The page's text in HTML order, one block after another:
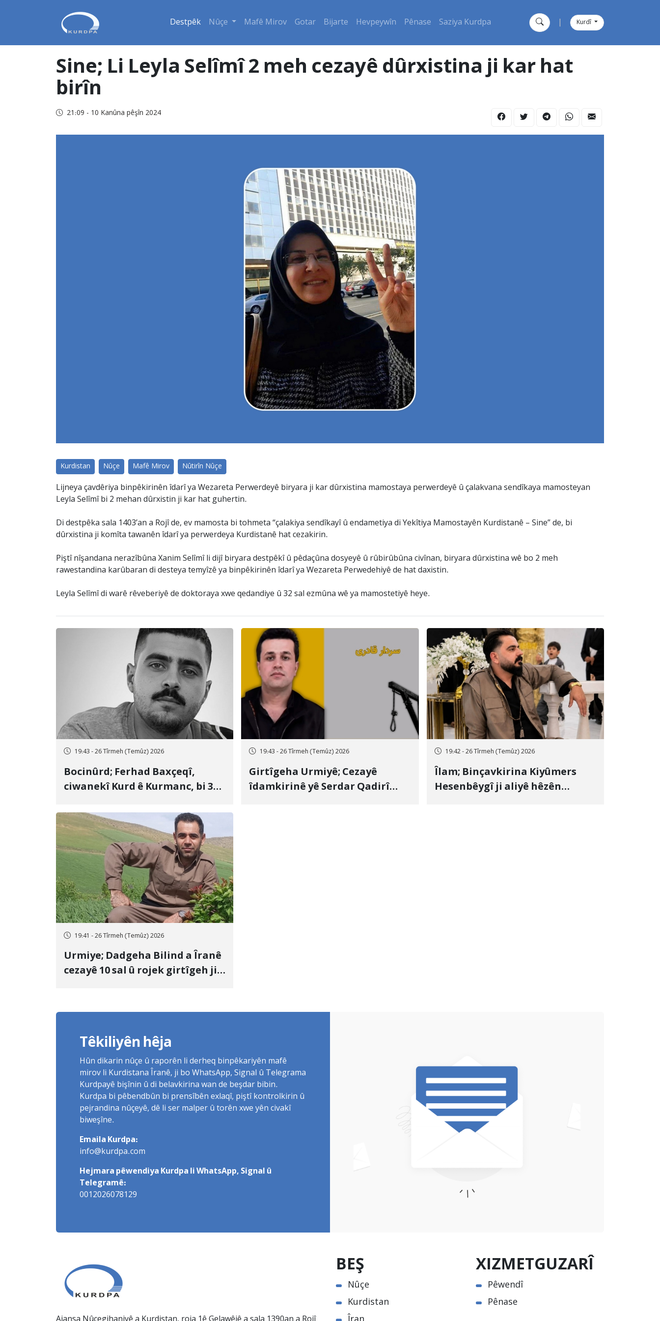
Destpêk Nûçe Mafê Mirov Gotar Bijarte Hevpeywîn Pênase Saziya Kurdpa Kurdî
Sine; Li Leyla Selîmî 2 meh cezayê dûrxistina ji kar hat
birîn
21:09 - 10 Kanûna pêşîn 2024
Kurdistan Nûçe Mafê Mirov Nûtirîn Nûçe
Lijneya çavdêriya binpêkirinên îdarî ya Wezareta Perwerdeyê biryara ji kar dûrxistina mamostaya perwerdeyê û çalakvana sendîkaya mamosteyan
Leyla Selîmî bi 2 mehan dûrxistin ji kar hat guhertin.
Di destpêka sala 1403’an a Rojî de, ev mamosta bi tohmeta “çalakiya sendîkayî û endametiya di Yekîtiya Mamostayên Kurdistanê – Sine” de, bi
dûrxistina ji komîta tawanên îdarî ya perwerdeya Kurdistanê hat cezakirin.
Piştî nîşandana nerazîbûna Xanim Selîmî li dijî biryara destpêkî û pêdaçûna dosyeyê û rûbirûbûna civînan, biryara dûrxistina wê bo 2 meh
rawestandina karûbaran di desteya temyîzê ya binpêkirinên îdarî ya Wezareta Perwedehiyê de hat daxistin.
Leyla Selîmî di warê rêveberiyê de doktoraya xwe qedandiye û 32 sal ezmûna wê ya mamostetiyê heye.
19:43 - 26 Tîrmeh (Temûz) 2026
Bocinûrd; Ferhad Baxçeqî,
ciwanekî Kurd ê Kurmanc, bi 3
cezakirin
19:43 - 26 Tîrmeh (Temûz) 2026
Girtîgeha Urmiyê; Cezayê
îdamkirinê yê Serdar Qadirî
19:42 - 26 Tîrmeh (Temûz) 2026
Îlam; Binçavkirina Kiyûmers
Hesenbêygî ji aliyê hêzên
19:41 - 26 Tîrmeh (Temûz) 2026
Urmiye; Dadgeha Bilind a Îranê
cezayê 10 sal û rojek girtîgeh ji
Têkiliyên hêja
Hûn dikarin nûçe û raporên li derheq binpêkariyên mafê
mirov li Kurdistana Îranê, ji bo WhatsApp, Signal û Telegrama
Kurdpayê bişînin û di belavkirina wan de beşdar bibin.
Kurdpa bi pêbendbûn bi prensîbên exlaqî, piştî kontrolkirin û
pejrandina nûçeyê, dê li ser malper û torên xwe yên civakî
biweşîne.
Emaila Kurdpa:
info@kurdpa.com
Hejmara pêwendiya Kurdpa li WhatsApp, Signal û
Telegramê:
0012026078129
BEŞ
Nûçe
Kurdistan
XIZMETGUZARÎ
Pêwendî
Pênase